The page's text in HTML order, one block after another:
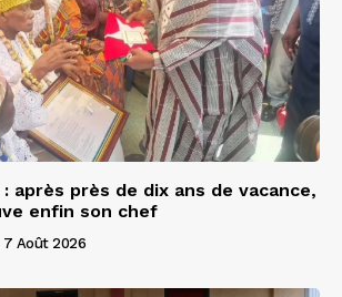
après près de dix ans de vacance,
enfin son chef
7 Août 2026